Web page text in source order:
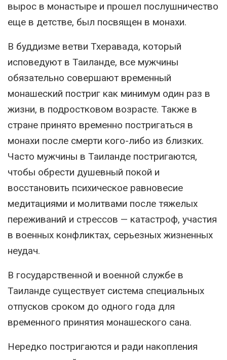
вырос в монастыре и прошел послушничество
еще в детстве, был посвящен в монахи.
В буддизме ветви Тхеравада, который
исповедуют в Таиланде, все мужчины
обязательно совершают временный
монашеский постриг как минимум один раз в
жизни, в подростковом возрасте. Также в
стране принято временно постригаться в
монахи после смерти кого-либо из близких.
Часто мужчины в Таиланде постригаются,
чтобы обрести душевный покой и
восстановить психическое равновесие
медитациями и молитвами после тяжелых
переживаний и стрессов — катастроф, участия
в военных конфликтах, серьезных жизненных
неудач.
В государственной и военной службе в
Таиланде существует система специальных
отпусков сроком до одного года для
временного принятия монашеского сана.
Нередко постригаются и ради накопления